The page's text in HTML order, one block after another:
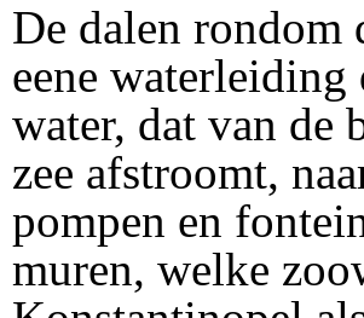
De dalen rondom
eene waterleiding
water, dat van de
zee afstroomt,
pompen en
muren, welke